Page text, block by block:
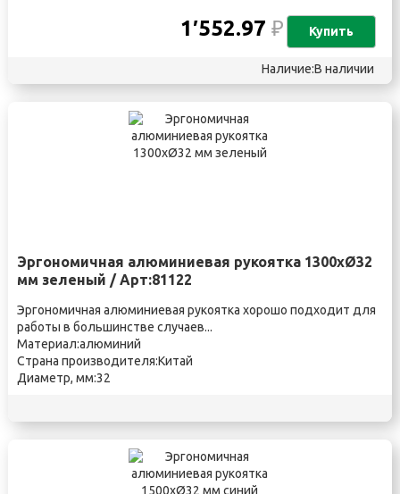
1′552.97₽ Купить
Наличие:В наличии
Эргономичная алюминиевая рукоятка 1300xØ32
мм зеленый / Арт:81122
Эргономичная алюминиевая рукоятка хорошо подходит для
работы в большинстве случаев...
Материал:алюминий
Страна производителя:Китай
Диаметр, мм:32